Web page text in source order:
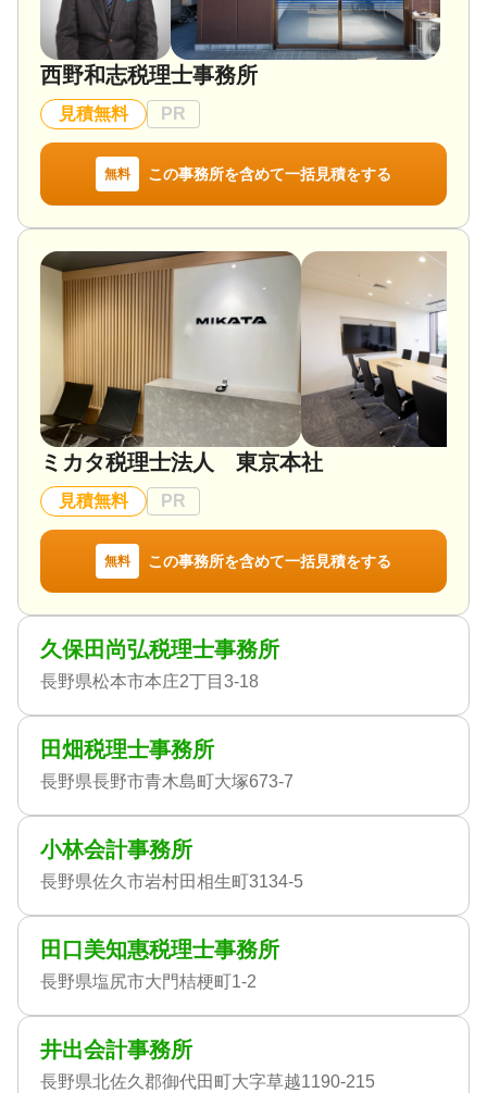
西野和志税理士事務所
見積無料 PR
無料 この事務所を含めて一括見積をする
ミカタ税理士法人 東京本社
見積無料 PR
無料 この事務所を含めて一括見積をする
久保田尚弘税理士事務所
長野県松本市本庄2丁目3-18
田畑税理士事務所
長野県長野市青木島町大塚673-7
小林会計事務所
長野県佐久市岩村田相生町3134-5
田口美知惠税理士事務所
長野県塩尻市大門桔梗町1-2
井出会計事務所
長野県北佐久郡御代田町大字草越1190-215